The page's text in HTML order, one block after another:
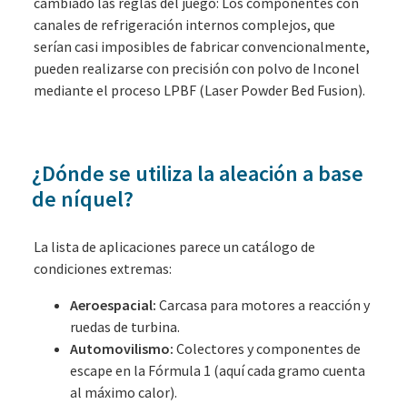
canales de refrigeración internos complejos, que
serían casi imposibles de fabricar convencionalmente,
pueden realizarse con precisión con polvo de Inconel
mediante el proceso LPBF (Laser Powder Bed Fusion).
¿Dónde se utiliza la aleación a base
de níquel?
La lista de aplicaciones parece un catálogo de
condiciones extremas:
Aeroespacial: Carcasa para motores a reacción y
ruedas de turbina.
Automovilismo: Colectores y componentes de
escape en la Fórmula 1 (aquí cada gramo cuenta
al máximo calor).